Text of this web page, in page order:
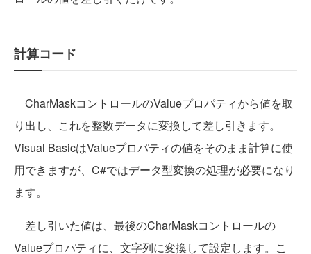
計算コード
CharMaskコントロールのValueプロパティから値を取
り出し、これを整数データに変換して差し引きます。
Visual BasicはValueプロパティの値をそのまま計算に使
用できますが、C#ではデータ型変換の処理が必要になり
ます。
差し引いた値は、最後のCharMaskコントロールの
Valueプロパティに、文字列に変換して設定します。こ